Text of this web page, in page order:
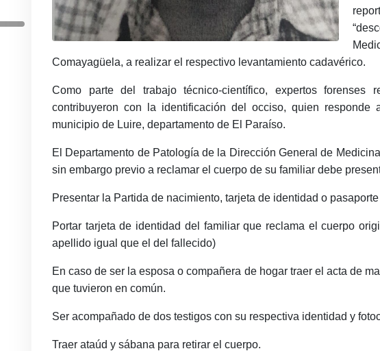
Comayagüela, a realizar el respectivo levantamiento cadavérico.
Como parte del trabajo técnico-científico, expertos forenses
contribuyeron con la identificación del occiso, quien
municipio de Luire, departamento de El Paraíso.
El Departamento de Patología de la Dirección General de
sin embargo previo a reclamar el cuerpo de su familiar debe
Presentar la Partida de nacimiento, tarjeta de identidad o
Portar tarjeta de identidad del familiar que reclama el cuerpo
apellido igual que el del fallecido)
En caso de ser la esposa o compañera de hogar traer el acta de
que tuvieron en común.
Ser acompañado de dos testigos con su respectiva identidad y
Traer ataúd y sábana para retirar el cuerpo.